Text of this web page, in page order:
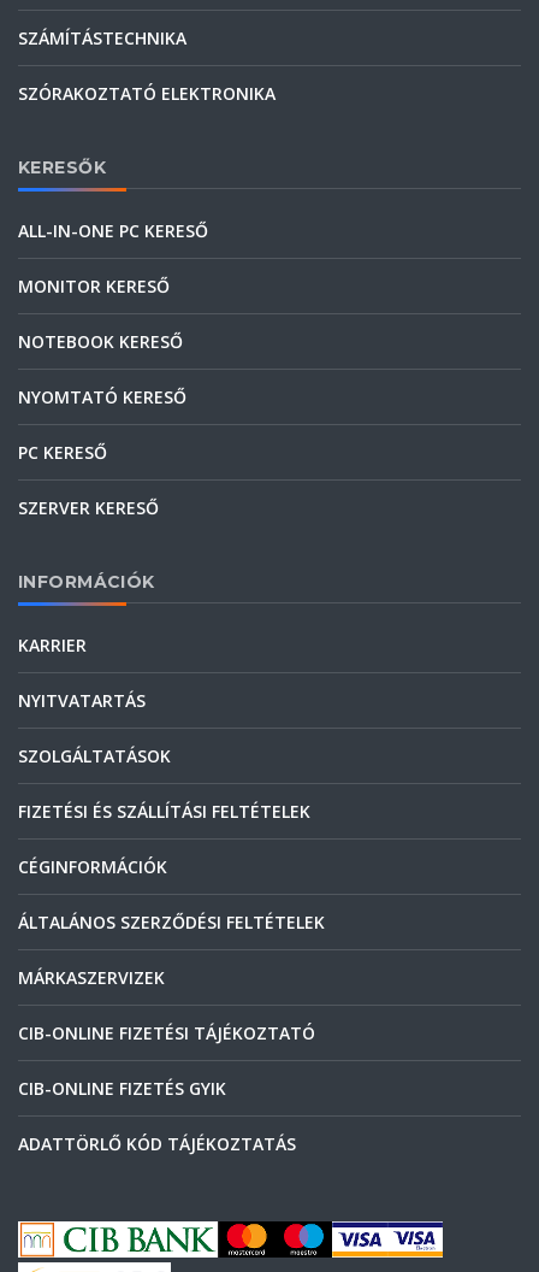
SZÁMÍTÁSTECHNIKA
SZÓRAKOZTATÓ ELEKTRONIKA
KERESŐK
ALL-IN-ONE PC KERESŐ
MONITOR KERESŐ
NOTEBOOK KERESŐ
NYOMTATÓ KERESŐ
PC KERESŐ
SZERVER KERESŐ
INFORMÁCIÓK
KARRIER
NYITVATARTÁS
SZOLGÁLTATÁSOK
FIZETÉSI ÉS SZÁLLÍTÁSI FELTÉTELEK
CÉGINFORMÁCIÓK
ÁLTALÁNOS SZERZŐDÉSI FELTÉTELEK
MÁRKASZERVIZEK
CIB-ONLINE FIZETÉSI TÁJÉKOZTATÓ
CIB-ONLINE FIZETÉS GYIK
ADATTÖRLŐ KÓD TÁJÉKOZTATÁS